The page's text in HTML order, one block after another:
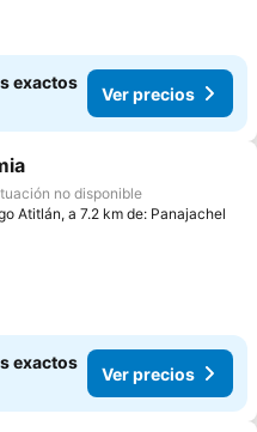
exactos
Ver precios
a favoritos
no disponible
Atitlán, a 7.2 km de: Panajachel
exactos
Ver precios